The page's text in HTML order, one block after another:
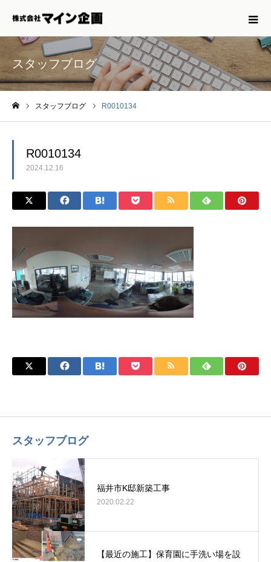
スタッフブログ
スタッフブログ R0010134
R0010134
2024.12.16
スタッフブログ
福井市K邸新築工事
2020.02.22
【最近の施工】保育園に手洗い場を設